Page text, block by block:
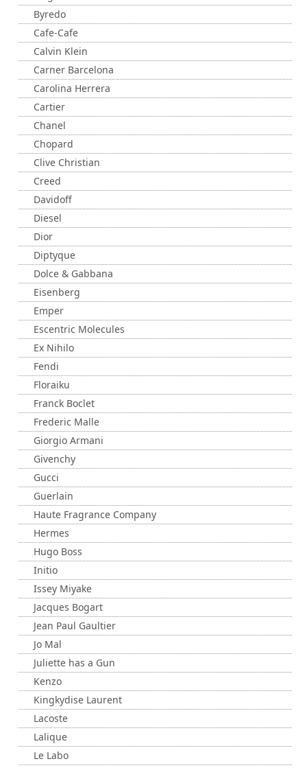
Byredo
Cafe-Cafe
Calvin Klein
Carner Barcelona
Carolina Herrera
Cartier
Chanel
Chopard
Clive Christian
Creed
Davidoff
Diesel
Dior
Diptyque
Dolce & Gabbana
Eisenberg
Emper
Escentric Molecules
Ex Nihilo
Fendi
Floraiku
Franck Boclet
Frederic Malle
Giorgio Armani
Givenchy
Gucci
Guerlain
Haute Fragrance Company
Hermes
Hugo Boss
Initio
Issey Miyake
Jacques Bogart
Jean Paul Gaultier
Jo Mal
Juliette has a Gun
Kenzo
Kingkydise Laurent
Lacoste
Lalique
Le Labo